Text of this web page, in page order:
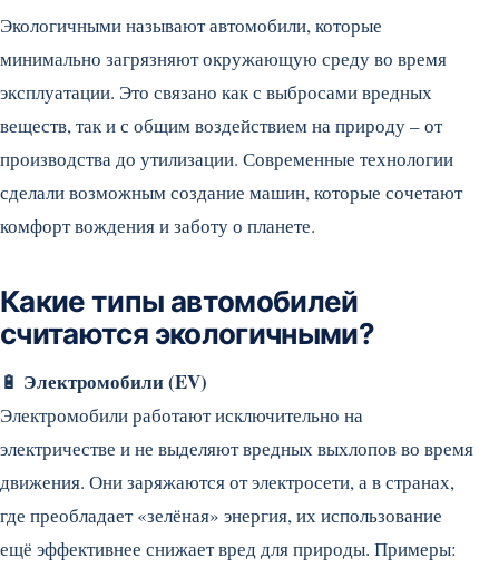
Экологичными называют автомобили, которые
минимально загрязняют окружающую среду во время
эксплуатации. Это связано как с выбросами вредных
веществ, так и с общим воздействием на природу – от
производства до утилизации. Современные технологии
сделали возможным создание машин, которые сочетают
комфорт вождения и заботу о планете.
Какие типы автомобилей
считаются экологичными?
🔋 Электромобили (EV)
Электромобили работают исключительно на
электричестве и не выделяют вредных выхлопов во время
движения. Они заряжаются от электросети, а в странах,
где преобладает «зелёная» энергия, их использование
ещё эффективнее снижает вред для природы. Примеры: